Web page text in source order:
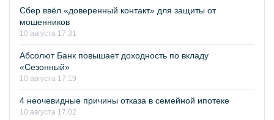
Сбер ввёл «доверенный контакт» для защиты от
мошенников
10 августа 17:31
Абсолют Банк повышает доходность по вкладу
«Сезонный»
10 августа 17:19
4 неочевидные причины отказа в семейной ипотеке
10 августа 17:02